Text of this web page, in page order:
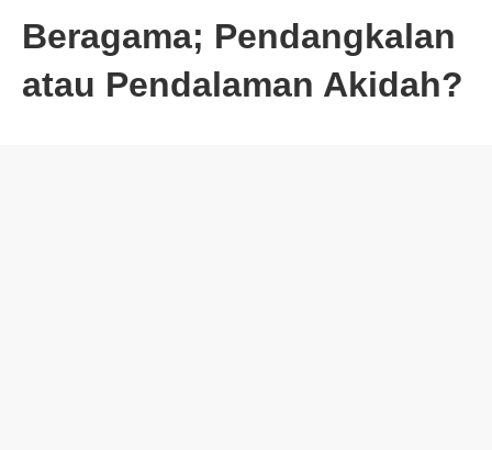
Beragama; Pendangkalan
atau Pendalaman Akidah?